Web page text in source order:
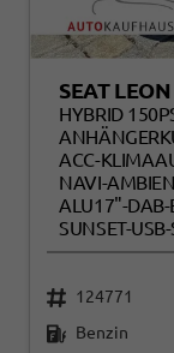
SEAT
HYBRID
ACC-
NAVI-
ALU17"-DAB-
SUNSET-
124771
Benzin